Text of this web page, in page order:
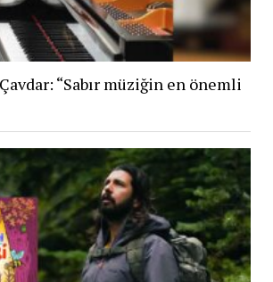
“Sabır müziğin en önemli